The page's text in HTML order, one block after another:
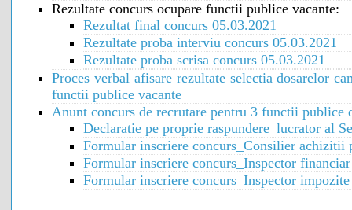
Rezultate concurs ocupare functii publice vacante:
Rezultat final concurs 05.03.2021
Rezultate proba interviu concurs 05.03.2021
Rezultate proba scrisa concurs 05.03.2021
Proces verbal afisare rezultate selectia dosarelor
functii publice vacante
Anunt concurs de recrutare pentru 3 functii publice
Declaratie pe proprie raspundere_lucrator al
Formular inscriere concurs_Consilier achizitii
Formular inscriere concurs_Inspector
Formular inscriere concurs_Inspector